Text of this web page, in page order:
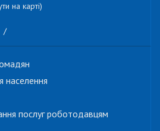
на карті)
/
населення
послуг роботодавцям